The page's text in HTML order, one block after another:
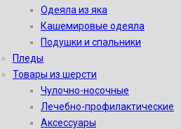
Одеяла из яка
Кашемировые одеяла
Подушки и спальники
Пледы
Товары из шерсти
Чулочно-носочные
Лечебно-профилактические
Аксессуары